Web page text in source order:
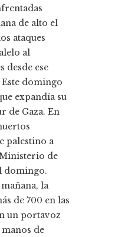
de alto el
ataques
al
desde ese
domingo
expandía su
de Gaza. En
palestino a
de
domingo.
la
de 700 en las
un portavoz
de